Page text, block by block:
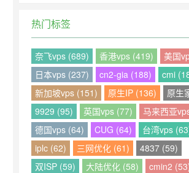
热门标签
奈飞vps (689) 香港vps (419)
美国
日本vps (237)
cn2-gia (188)
cmi
新加坡vps (151)
原生IP (136)
原生
9929 (95)
英国vps (77)
马来西亚
德国vps (64)
CUG (64)
台湾vps
iplc (62)
三网优化 (61)
4837 (59)
双ISP (59)
大陆优化 (58)
cmin2